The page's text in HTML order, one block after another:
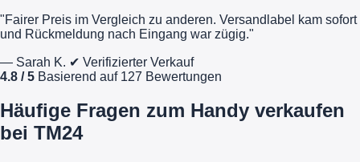
"Fairer Preis im Vergleich zu anderen. Versandlabel kam sofort
und Rückmeldung nach Eingang war zügig."
— Sarah K. ✔ Verifizierter Verkauf
4.8 / 5 Basierend auf 127 Bewertungen
Häufige Fragen zum Handy verkaufen
bei TM24